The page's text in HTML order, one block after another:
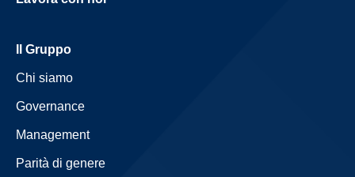
Il Gruppo
Chi siamo
Governance
Management
Parità di genere